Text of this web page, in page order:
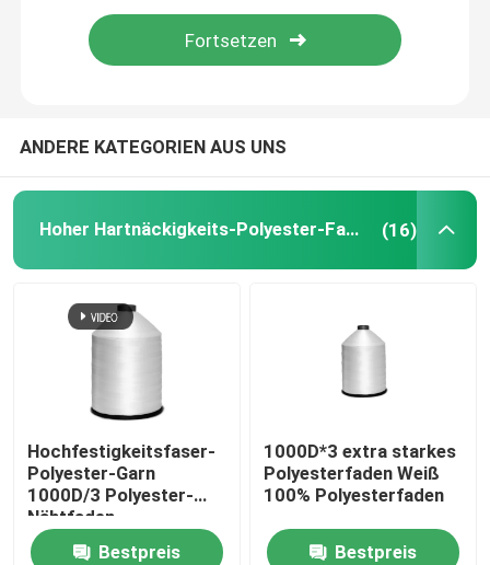
Hochfeste Polyesterfaden Farbfaden
Hochfeste Polypropylen-Fäden Farbfaden
Naylon-Garn mit hoher Festigkeit
Hochfeste Nylonfadenfarbfaden
Nähgarn der hohen Hartnäckigkeit
Nähfaden Farbfaden
Zugdrahtfaden
ANDERE KATEGORIEN AUS UNS
Hoher Hartnäckigkeits-Polyester-Faden (16)
Hochfestigkeitsfaser-
Polyester-Garn
1000D/3 Polyester-
Nähtfaden
Bestpreis
1000D*3 extra starkes
Polyesterfaden Weiß
100% Polyesterfaden
Bestpreis